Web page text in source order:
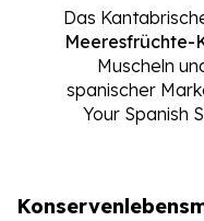
Das
Meeresfrüchte-
Muscheln
spanischer
Your Spanish